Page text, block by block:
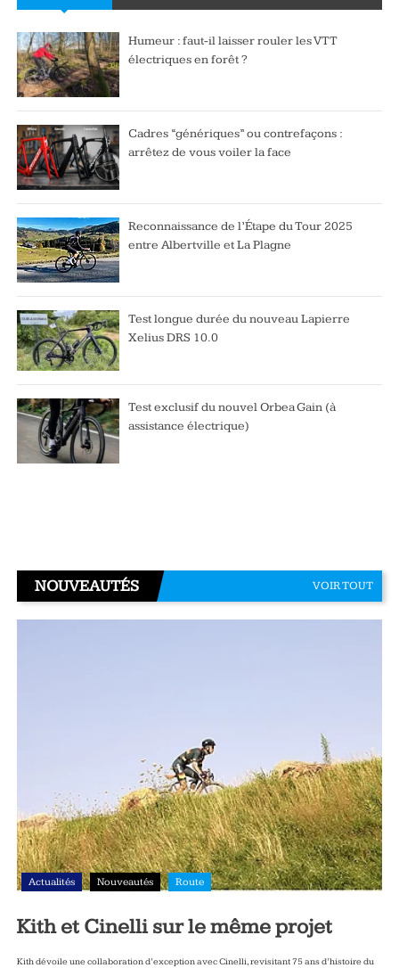
Humeur : faut-il laisser rouler les VTT
électriques en forêt ?
Cadres “génériques” ou contrefaçons :
arrêtez de vous voiler la face
Reconnaissance de l’Étape du Tour 2025
entre Albertville et La Plagne
Test longue durée du nouveau Lapierre
Xelius DRS 10.0
Test exclusif du nouvel Orbea Gain (à
assistance électrique)
NOUVEAUTÉS VOIR TOUT
Actualités Nouveautés Route
Kith et Cinelli sur le même projet
Kith dévoile une collaboration d’exception avec Cinelli, revisitant 75 ans d’histoire du